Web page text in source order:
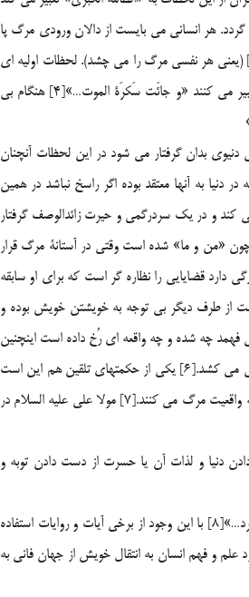
مرگ آغاز مي گردد. هر انساني مي بايست از دالان ورودي مرگ پا
حيات اخروي بگذارد لذا در آيات شريفه قرآن مي فرمايد«كُلُّ نَفْسٍ ذائِقَةُ الْمَوْتِ»[3] (يعني هر نفسي مرگ را مي چشد). لحظات اوليه اي
كه انسان درگير با اين رخداد عظيم مي شود لحظاتي است كه از آن به «سكرات موت» تعبير مي كنند «و جائَت سَكرَة الموت…»[4] هنگام بي
بدان گرفتار مي شود در اين لحظات آنچنان
به آنها معتقد بوده اگر راسخ نباشد در همين
و در يك سردرگمي و حيرت زائدالوصف گرفتار
چون «من و ما» شده است وقتي در آستانة مرگ قرار
قضايايي را نظاره گر است كه براي او سابقه
از طرف ديگر بي توجه به خويشتن خويش بوده و
چه شده و چه واقعه اي رُخ داده است اينچنين
انساني تا به اين آگاهي برسد كه مرگ او فرا رسيده و به برزخ منتقل شده سختي هاي فراواني مي كشد.[6] يكي از حكمتهاي تلقين هم اين است
كه اگر ميتي بواسطة عارضه ي مرگ گرفتار حيرت و سردرگمي شده است با تلقين او را متوجه واقعيت مرگ مي كنند.[7] مولا علي عليه السلام در
دنيا و لذات آن يا حسرت از دست دادن توبه و
مي كند آنگاه مرگ در آنان بيشتر نفوذ مي كند و بدين سبب قدرت سخن را از ايشان مي گيرد…»[8] با اين وجود از برخي آيات و روايات استفاده
و فهم انسان به انتقال خويش از جهان فاني به